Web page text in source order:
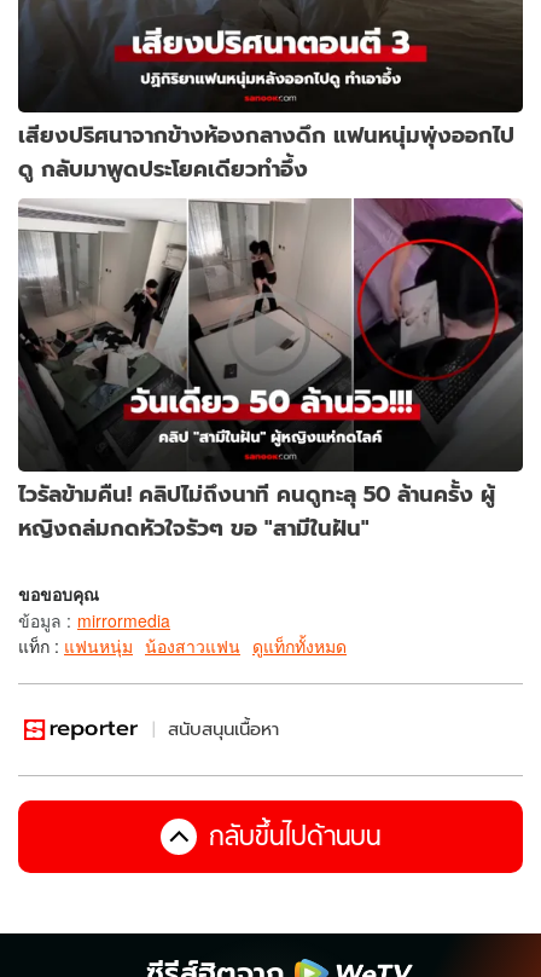
เสียงปริศนาจากข้างห้องกลางดึก แฟนหนุ่มพุ่งออกไป
ดู กลับมาพูดประโยคเดียวทำอึ้ง
ไวรัลข้ามคืน! คลิปไม่ถึงนาที คนดูทะลุ 50 ล้านครั้ง ผู้
หญิงถล่มกดหัวใจรัวๆ ขอ "สามีในฝัน"
ขอขอบคุณ
ข้อมูล : mirrormedia
แท็ก : แฟนหนุ่ม น้องสาวแฟน ดูแท็กทั้งหมด
สนับสนุนเนื้อหา
กลับขึ้นไปด้านบน